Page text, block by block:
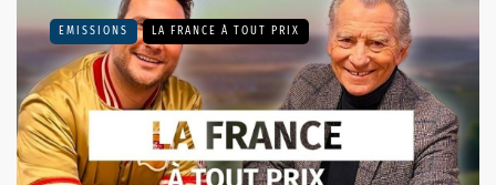
EMISSIONS LA FRANCE À TOUT PRIX